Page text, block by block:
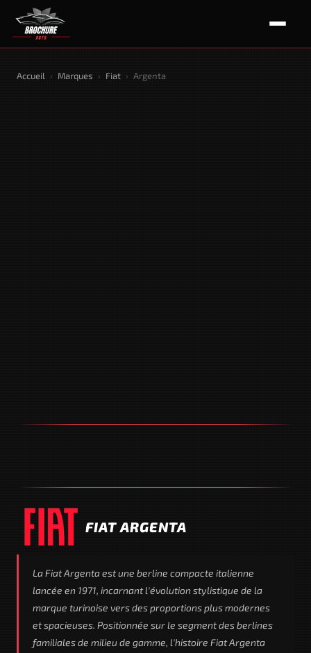
Accueil › Marques › Fiat › Argenta
FIAT ARGENTA
La Fiat Argenta est une berline compacte italienne
lancée en 1971, incarnant l'évolution stylistique de la
marque turinoise vers des proportions plus modernes
et spacieuses. Positionnée sur le segment des berlines
familiales de milieu de gamme, l'histoire Fiat Argenta